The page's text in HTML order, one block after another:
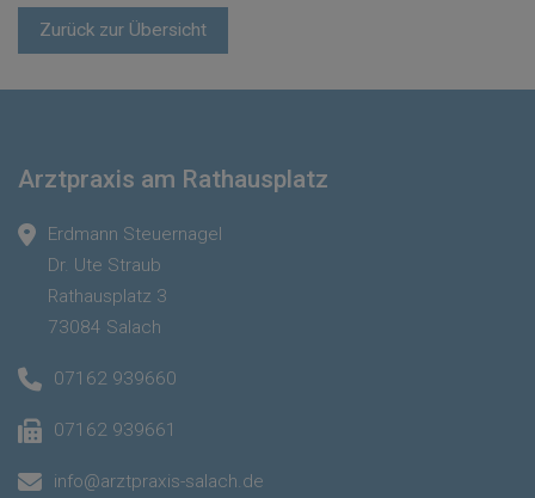
Zurück zur Übersicht
Arztpraxis am Rathausplatz
Erdmann Steuernagel
Dr. Ute Straub
Rathausplatz 3
73084 Salach
07162 939660
07162 939661
info@arztpraxis-salach.de